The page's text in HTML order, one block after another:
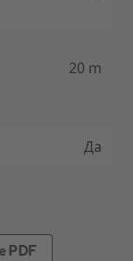
20 m
Да
PDF